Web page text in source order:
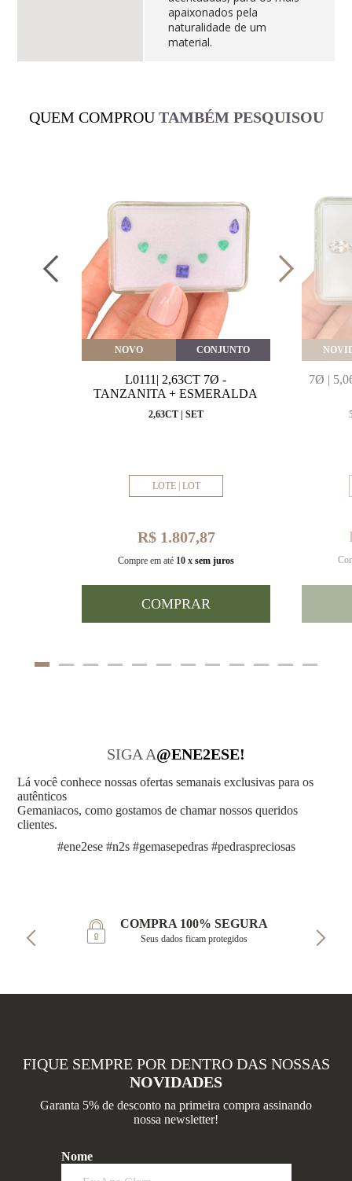
apaixonados pela
naturalidade de um
material.
QUEM COMPROU TAMBÉM PESQUISOU
NOVO CONJUNTO
L0111| 2,63CT 7Ø -
TANZANITA + ESMERALDA
2,63CT | SET
LOTE | LOT
R$ 1.807,87
Compre em até 10 x sem juros
COMPRAR
7Ø |
SIGA A@ENE2ESE!
Lá você conhece nossas ofertas semanais exclusivas para os
autênticos
Gemaniacos, como gostamos de chamar nossos queridos
clientes.
#ene2ese #n2s #gemasepedras #pedraspreciosas
COMPRA 100% SEGURA
Seus dados ficam protegidos
FIQUE SEMPRE POR DENTRO DAS NOSSAS
NOVIDADES
Garanta 5% de desconto na primeira compra assinando
nossa newsletter!
Nome